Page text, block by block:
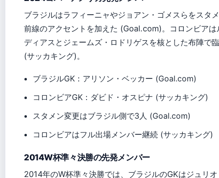
ブラジルはラフィーニャやジョアン・ゴメスらをスタ
前線のアクセントを加えた (Goal.com)。コロンビアは
ディアスとジェームズ・ロドリゲスを核とした布陣で
(サッカキング)。
ブラジルGK：アリソン・ベッカー (Goal.com)
コロンビアGK：ダビド・オスピナ (サッカキング)
スタメン変更はブラジル側で3人 (Goal.com)
コロンビアはフル出場メンバー継続 (サッカキング)
2014W杯準々決勝の先発メンバー
2014年のW杯準々決勝では、ブラジルのGKはジュリ